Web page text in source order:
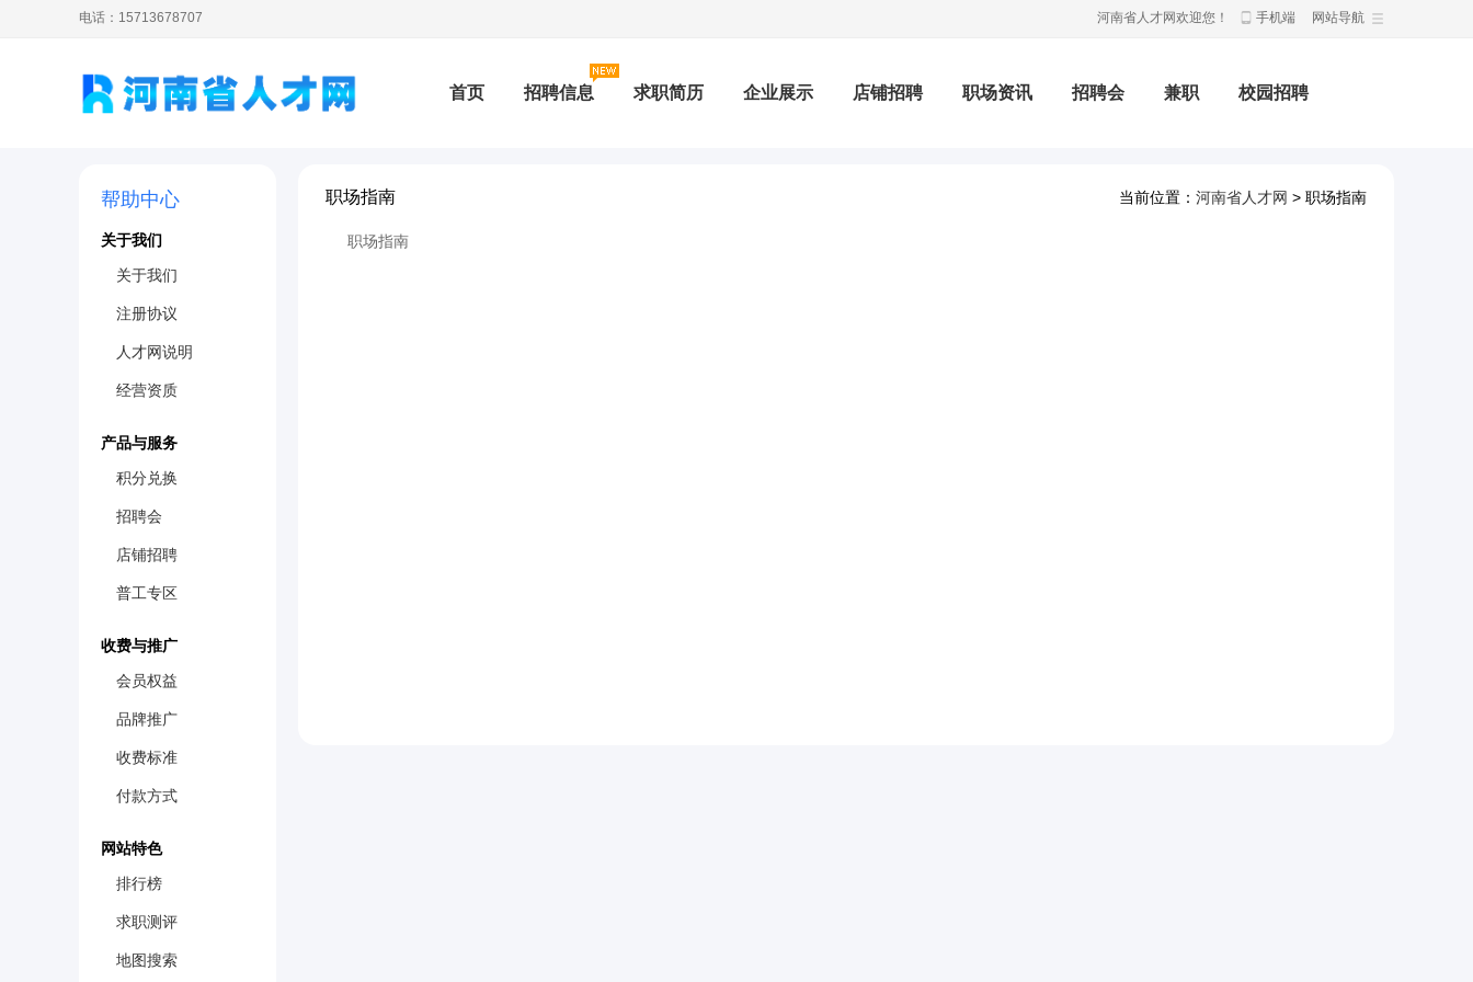
电话：15713678707 网站导航
河南省人才网欢迎您！ 手机端
首页 招聘信息 求职简历 企业展示 店铺招聘 职场资讯 招聘会 兼职 校园招聘
帮助中心
关于我们
关于我们
注册协议
人才网说明
经营资质
产品与服务
积分兑换
招聘会
店铺招聘
普工专区
收费与推广
会员权益
品牌推广
收费标准
付款方式
网站特色
排行榜
求职测评
地图搜索
职场指南 当前位置： 河南省人才网 > 职场指南
职场指南